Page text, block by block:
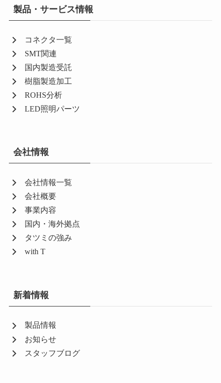
製品・サービス情報
コネクタ一覧
SMT関連
国内製造受託
樹脂製造加工
ROHS分析
LED照明パーツ
会社情報
会社情報一覧
会社概要
事業内容
国内・海外拠点
タツミの強み
with T
新着情報
製品情報
お知らせ
スタッフブログ